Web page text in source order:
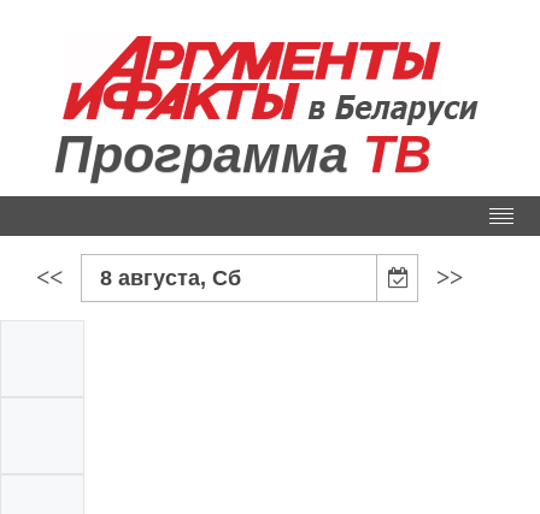
Программа ТВ
<< 8 августа, Сб >>